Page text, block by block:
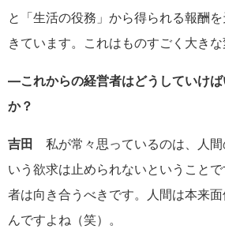
と「生活の役務」から得られる報酬
きています。これはものすごく大きな
―これからの経営者はどうしていけ
か？
吉田
私が常々思っているのは、人間
いう欲求は止められないということ
者は向き合うべきです。人間は本来
んですよね（笑）。